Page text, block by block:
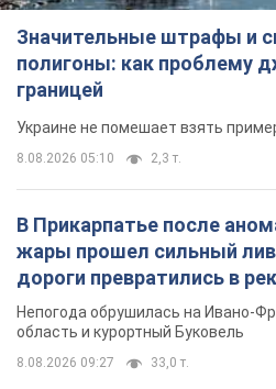
Значительные штрафы и
полигоны: как проблему
границей
Украине не помешает взять
8.08.2026 05:10 2,3 т.
В Прикарпатье после
жары прошел сильный
дороги превратились в
Непогода обрушилась на Ивано-
область и курортный Буковель
8.08.2026 09:27 33,0 т.